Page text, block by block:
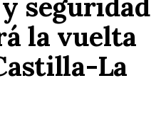
la vuelta
La